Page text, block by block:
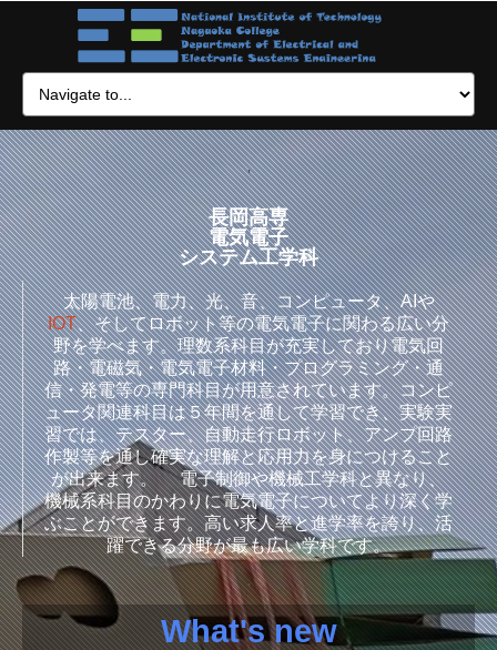
'
長岡高専
電気電子
システム工学科
太陽電池、電力、光、音、コンピュータ、AIや
IOT、そしてロボット等の電気電子に関わる広い分
野を学べます。理数系科目が充実しており電気回
路・電磁気・電気電子材料・プログラミング・通
信・発電等の専門科目が用意されています。コンピ
ュータ関連科目は５年間を通して学習でき、実験実
習では、テスター、自動走行ロボット、アンプ回路
作製等を通し確実な理解と応用力を身につけること
が出来ます。 電子制御や機械工学科と異なり、
機械系科目のかわりに電気電子についてより深く学
ぶことができます。高い求人率と進学率を誇り、活
躍できる分野が最も広い学科です。
'
What's new